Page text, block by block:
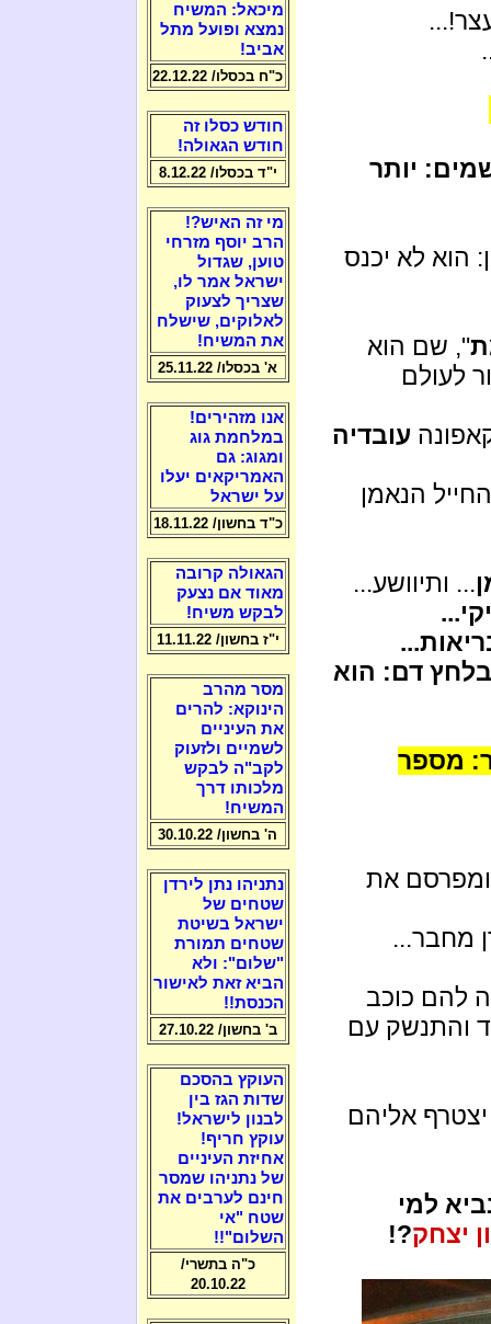
יותר
הוא לא יכנס
", שם הוא
לעולם
עובדיה
הנאמן
... ותיוושע...
דם: הוא
מספר
את
מחבר...
להם כוכב
והתנשק עם
אליהם
הנביא למי
יצחק?!
מיכאל: המשיח
נמצא ופועל מתל
אביב!
כ"ח בכסלו/ 22.12.22
חודש כסלו זה
חודש הגאולה!
י"ד בכסלו/ 8.12.22
מי זה האיש?!
הרב יוסף מזרחי
טוען, שגדול
ישראל אמר לו,
שצריך לצעוק
לאלוקים, שישלח
את המשיח!
א' בכסלו/ 25.11.22
אנו מזהירים!
במלחמת גוג
ומגוג: גם
האמריקאים יעלו
על ישראל
כ"ד בחשון/ 18.11.22
הגאולה קרובה
מאוד אם נצעק
לבקש משיח!
י"ז בחשון/ 11.11.22
מסר מהרב
הינוקא: להרים
את העיניים
לשמיים ולזעוק
לקב"ה לבקש
מלכותו דרך
המשיח!
ה' בחשון/ 30.10.22
נתניהו נתן לירדן
שטחים של
ישראל בשיטת
שטחים תמורת
"שלום": ולא
הביא זאת לאישור
הכנסת!!
ב' בחשון/ 27.10.22
העוקץ בהסכם
שדות הגז בין
לבנון לישראל!
עוקץ חריף!
אחיזת העיניים
של נתניהו שמסר
חינם לערבים את
שטח "אי
השלום"!!
כ"ה בתשרי/
20.10.22